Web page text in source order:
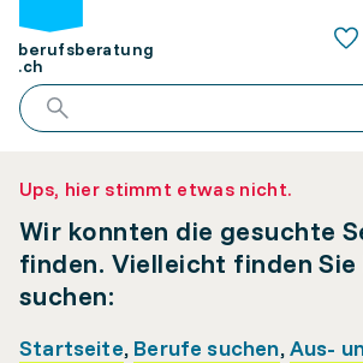
berufsberatung
.ch
Ups, hier stimmt etwas nicht.
Wir konnten die gesuchte
finden. Vielleicht finden Sie
suchen:
Startseite, Berufe suchen,Aus-